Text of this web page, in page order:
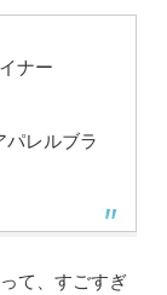
ナー
パレルブラ
って、すごすぎ